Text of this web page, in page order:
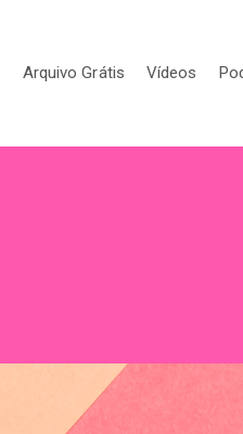
Arquivo Grátis Vídeos